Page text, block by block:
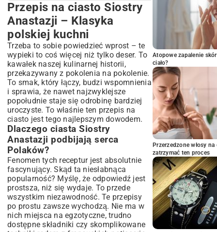
Przepis na ciasto Siostry Anastazji –
Klasyka polskiej kuchni
Dlaczego ciasta Siostry Anastazji podbijają
serca Polaków?
Niezbędne składniki na perfekcyjne
ciasto Siostry Anastazji
Lista zakupów – wszystko, czego
potrzebujesz
Jak wybierać składniki, by ciasto było
wyborne?
Ciasto Siostry Anastazji krok po kroku –
od biszkoptu po krem
Sekrety puszystego biszkoptu – uniknij
zakalca!
Aksamitny krem – jak przygotować idealne
nadzienie?
Wykończenie i dekoracja – spraw, by ciasto
zachwycało wyglądem
Najczęstsze błędy i sprawdzone porady
dla domowych cukierników
Co zrobić, gdy ciasto nie wychodzi?
Rozwiązujemy problemy
Jak przechowywać ciasto Siostry
Przepis na ciasto Siostry
Anastazji – Klasyka
polskiej kuchni
Trzeba to sobie powiedzieć wprost – te
wypieki to coś więcej niż tylko deser. To
kawałek naszej kulinarnej historii,
przekazywany z pokolenia na pokolenie.
To smak, który łączy, budzi wspomnienia
i sprawia, że nawet najzwyklejsze
popołudnie staje się odrobinę bardziej
uroczyste. To właśnie ten przepis na
ciasto jest tego najlepszym dowodem.
Dlaczego ciasta Siostry
Anastazji podbijają serca
Polaków?
Fenomen tych receptur jest absolutnie
fascynujący. Skąd ta niesłabnąca
popularność? Myślę, że odpowiedź jest
prostsza, niż się wydaje. To przede
wszystkim niezawodność. Te przepisy
po prostu zawsze wychodzą. Nie ma w
nich miejsca na egzotyczne, trudno
dostępne składniki czy skomplikowane
Atopowe zapalenie
ciało?
Przerzedzone włosy
zatrzymać ten proces